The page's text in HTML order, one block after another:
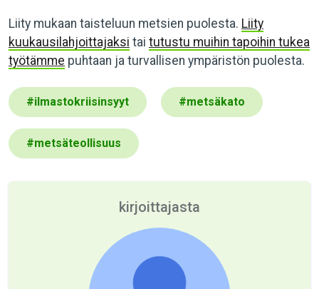
Liity mukaan taisteluun metsien puolesta. Liity
kuukausilahjoittajaksi tai tutustu muihin tapoihin tukea
työtämme puhtaan ja turvallisen ympäristön puolesta.
#ilmastokriisinsyyt #metsäkato
#metsäteollisuus
kirjoittajasta